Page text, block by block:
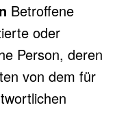
Betroffene
oder
Person, deren
von dem für